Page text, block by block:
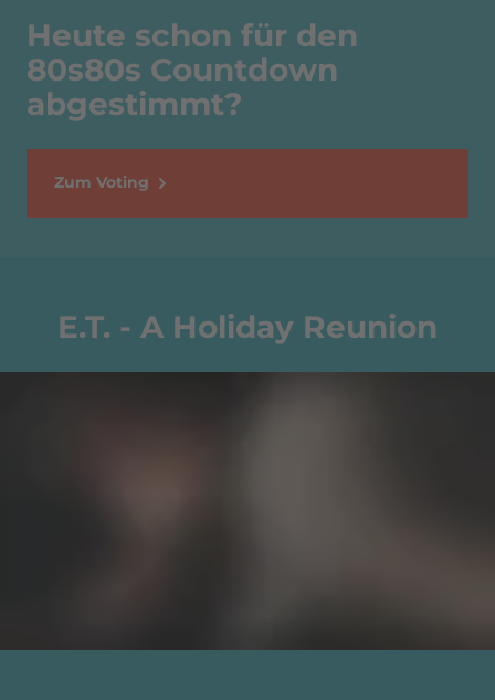
Heute schon für den
80s80s Countdown
abgestimmt?
Zum Voting
E.T. - A Holiday Reunion